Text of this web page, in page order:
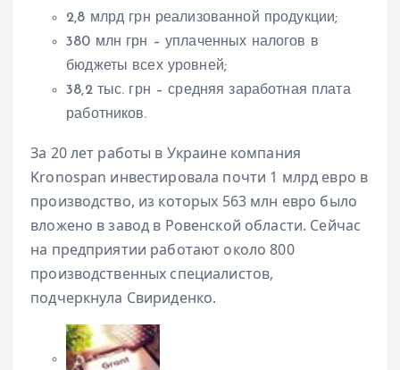
2,8 млрд грн реализованной продукции;
380 млн грн – уплаченных налогов в
бюджеты всех уровней;
38,2 тыс. грн – средняя заработная плата
работников.
За 20 лет работы в Украине компания
Kronospan инвестировала почти 1 млрд евро в
производство, из которых 563 млн евро было
вложено в завод в Ровенской области. Сейчас
на предприятии работают около 800
производственных специалистов,
подчеркнула Свириденко.